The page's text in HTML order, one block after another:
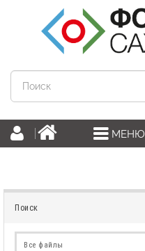
МЕНЮ
Поиск
Все файлы